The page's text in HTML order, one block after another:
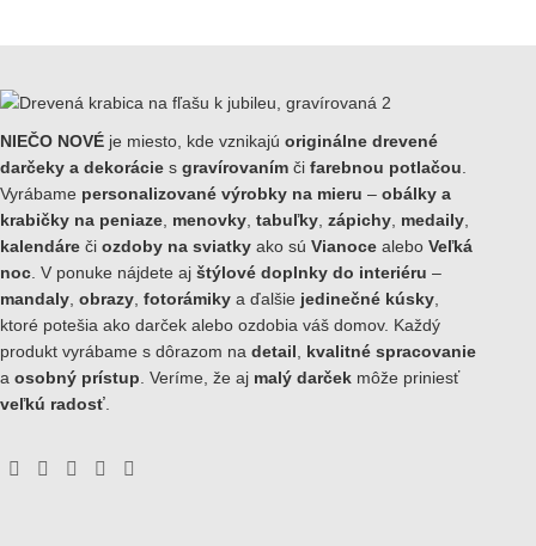
NIEČO NOVÉ je miesto, kde vznikajú originálne drevené
darčeky a dekorácie s gravírovaním či farebnou potlačou
Vyrábame personalizované výrobky na mieru – obálky a
krabičky na peniaze menovky tabuľky zápichy medaily
kalendáre či ozdoby na sviatky ako sú Vianoce alebo Veľká
noc . V ponuke nájdete aj štýlové doplnky do interiéru –
mandaly obrazy fotorámiky a ďalšie jedinečné kúsky
ktoré potešia ako darček alebo ozdobia váš domov. Každý
produkt vyrábame s dôrazom na detail
kvalitné spracovanie
a osobný prístup . Veríme, že aj malý darček môže priniesť
veľkú radosť